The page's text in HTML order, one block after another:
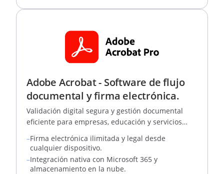
Adobe Acrobat - Software de flujo
documental y firma electrónica.
Validación digital segura y gestión documental
eficiente para empresas, educación y servicios
–Firma electrónica ilimitada y legal desde
cualquier dispositivo.
–Integración nativa con Microsoft 365 y
almacenamiento en la nube.